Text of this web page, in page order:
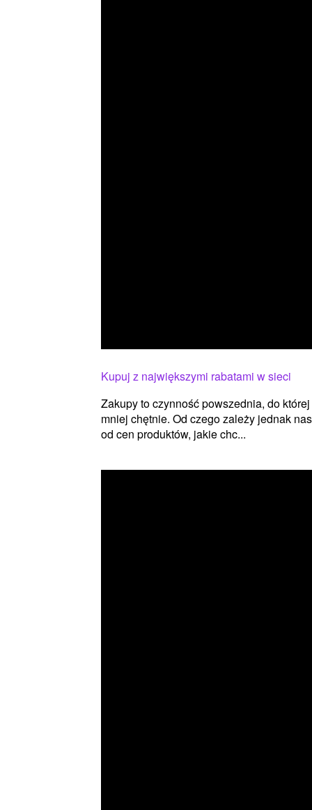
Kupuj z największymi rabatami w sieci
Zakupy to czynność powszednia, do
mniej chętnie. Od czego zależy jednak
od cen produktów, jakie chc...